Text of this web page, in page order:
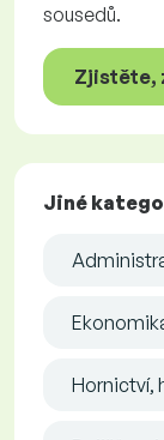
sousedů.
Zjistěte,
Jiné
Hornictví,